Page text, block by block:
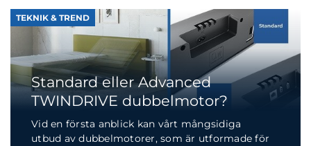
TEKNIK & TREND
Standard eller Advanced
TWINDRIVE dubbelmotor?
Vid en första anblick kan vårt mångsidiga
utbud av dubbelmotorer, som är utformade för